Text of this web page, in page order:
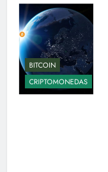
BITCOIN
CRIPTOMONEDAS